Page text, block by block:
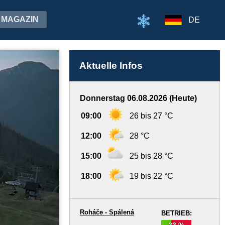
MAGAZIN DE
Aktuelle Infos
Donnerstag 06.08.2026 (Heute)
09:00 26 bis 27 °C
12:00 28 °C
15:00 25 bis 28 °C
18:00 19 bis 22 °C
BETRIEB:
Roháče - Spálená